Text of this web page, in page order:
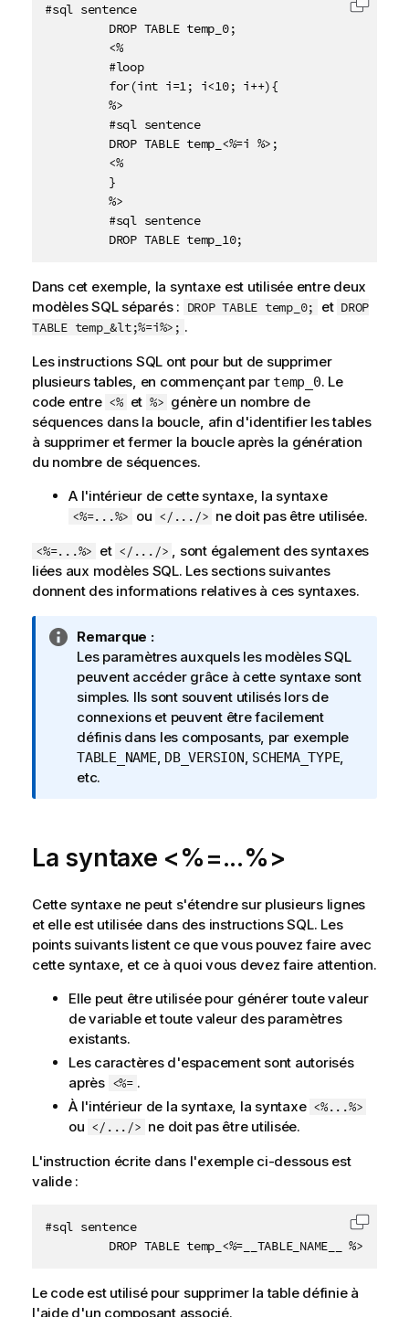
#sql sentence
         DROP TABLE temp_0;
         <%
         #loop
         for(int i=1; i<10; i++){
         %>
         #sql sentence
         DROP TABLE temp_<%=i %>;
         <%
         }
         %>
         #sql sentence
         DROP TABLE temp_10;
Copier
Dans cet exemple, la syntaxe est utilisée entre deux
modèles SQL séparés : DROP TABLE temp_0; et DROP
TABLE temp_&lt;%=i%>; .
Les instructions SQL ont pour but de supprimer
plusieurs tables, en commençant par temp_0. Le
code entre <% et %> génère un nombre de
séquences dans la boucle, afin d'identifier les tables
à supprimer et fermer la boucle après la génération
du nombre de séquences.
A l'intérieur de cette syntaxe, la syntaxe
<%=...%> ou </.../> ne doit pas être utilisée.
<%=...%> et </.../> , sont également des syntaxes
liées aux modèles SQL. Les sections suivantes
donnent des informations relatives à ces syntaxes.
N
o
t
e
I
n
f
o
t
o
n
s
Remarque :
Les paramètres auxquels les modèles SQL
peuvent accéder grâce à cette syntaxe sont
simples. Ils sont souvent utilisés lors de
connexions et peuvent être facilement
définis dans les composants, par exemple
TABLE_NAME, DB_VERSION, SCHEMA_TYPE,
etc.
La syntaxe <%=...%>
Cette syntaxe ne peut s'étendre sur plusieurs lignes
et elle est utilisée dans des instructions SQL. Les
points suivants listent ce que vous pouvez faire avec
cette syntaxe, et ce à quoi vous devez faire attention.
Elle peut être utilisée pour générer toute valeur
de variable et toute valeur des paramètres
existants.
Les caractères d'espacement sont autorisés
après <%= .
À l'intérieur de la syntaxe, la syntaxe <%...%>
ou </.../> ne doit pas être utilisée.
L'instruction écrite dans l'exemple ci-dessous est
valide :
#sql sentence
         DROP TABLE temp_<%=__TABLE_NAME__ %>;
Copier
Le code est utilisé pour supprimer la table définie à
l'aide d'un composant associé.